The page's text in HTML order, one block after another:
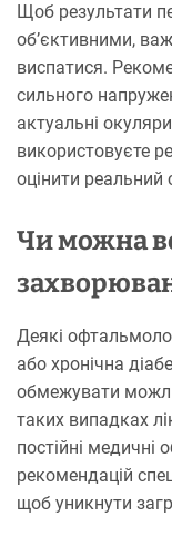
Щоб результати
об’єктивними,
виспатися.
сильного
актуальні
використовуєте
оцінити реальний
Чи можна
Деякі
або хронічна
обмежувати
таких випадках
постійні
рекомендацій
щоб уникнути